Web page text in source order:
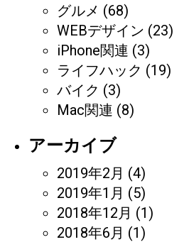
グルメ (68)
WEBデザイン (23)
iPhone関連 (3)
ライフハック (19)
バイク (3)
Mac関連 (8)
アーカイブ
2019年2月 (4)
2019年1月 (5)
2018年12月 (1)
2018年6月 (1)